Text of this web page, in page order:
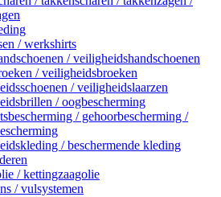
/ werkshirts
/ veiligheidshandschoenen
/ veiligheidsbroeken
/ veiligheidslaarzen
/ oogbescherming
/ gehoorbescherming /
/ beschermende kleding
/ kettingzaagolie
/ vulsystemen